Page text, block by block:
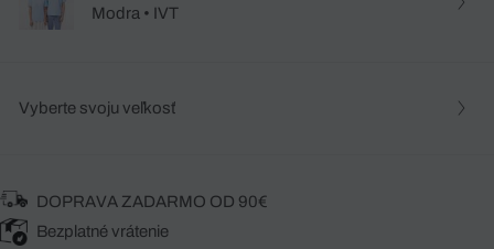
Modra • IVT
Vyberte svoju veľkosť
DOPRAVA ZADARMO OD 90€
Bezplatné vrátenie